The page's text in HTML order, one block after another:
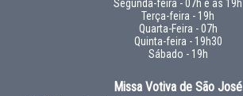
Segunda-feira - 07h e às 19h
Terça-feira - 19h
Quarta-Feira - 07h
Quinta-feira - 19h30
Sábado - 19h
Missa Votiva de São José